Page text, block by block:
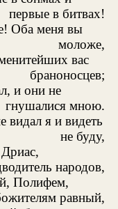
первые в битвах!
Оба меня вы
моложе,
вас
браноносцев;
и они не
гнушалися мною.
я и видеть
не буду,
народов,
Полифем,
равный,